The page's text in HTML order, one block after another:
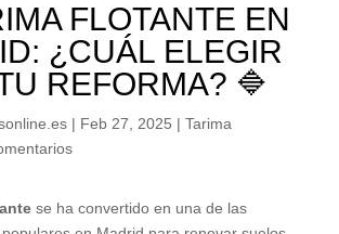
FLOTANTE EN
¿CUÁL ELEGIR
REFORMA? 🔷
| Feb 27, 2025 | Tarima
se ha convertido en una de las